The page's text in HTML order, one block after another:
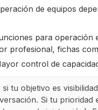
de equipos
para operación
profesional, fichas
control de
si tu objetivo es
Si tu prioridad